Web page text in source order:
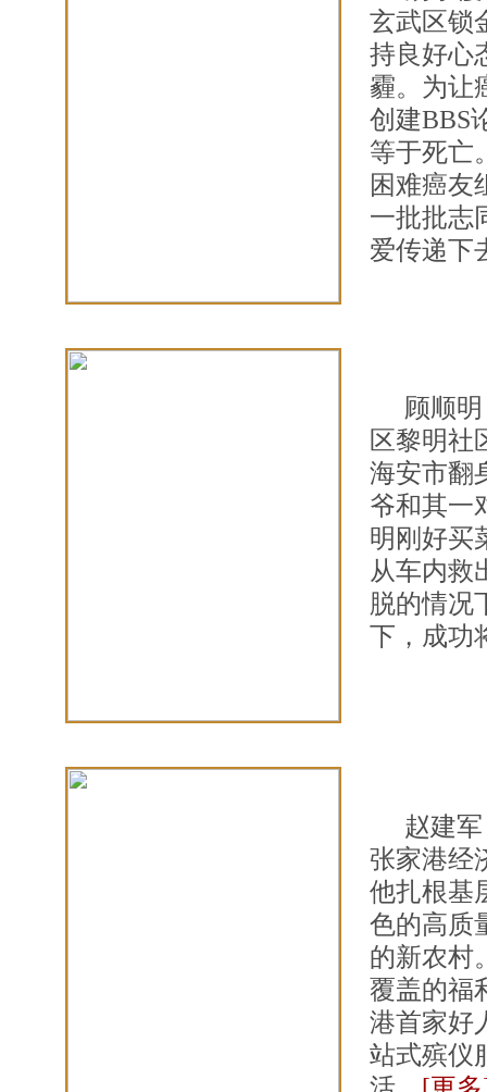
玄武区锁
持良好心
霾。为让
创建BBS
等于死亡
困难癌友
一批批志
爱传递下
顾顺
区黎明社
海安市翻
爷和其一
明刚好买
从车内救
脱的情况
下，成功
赵建
张家港经
他扎根基
色的高质
的新农村
覆盖的福
港首家好
站式殡仪